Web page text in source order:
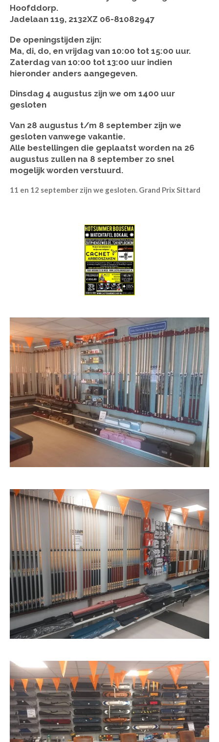
Hoofddorp.
Jadelaan 119, 2132XZ 06-81082947
De openingstijden zijn:
Ma, di, do, en vrijdag van 10:00 tot 15:00 uur.
Zaterdag van 10:00 tot 13:00 uur indien
hieronder anders aangegeven.
Dinsdag 4 augustus zijn we om 1400 uur
gesloten
Van 28 augustus t/m 8 september zijn we
gesloten vanwege vakantie.
Alle bestellingen die geplaatst worden na 26
augustus zullen na 8 september zo snel
mogelijk worden verstuurd.
11 en 12 september zijn we gesloten. Grand Prix Sittard